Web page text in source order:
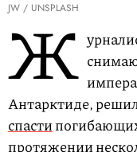
JW / UNSPLASH
Ж
Антарктиде,
спасти
протяжении